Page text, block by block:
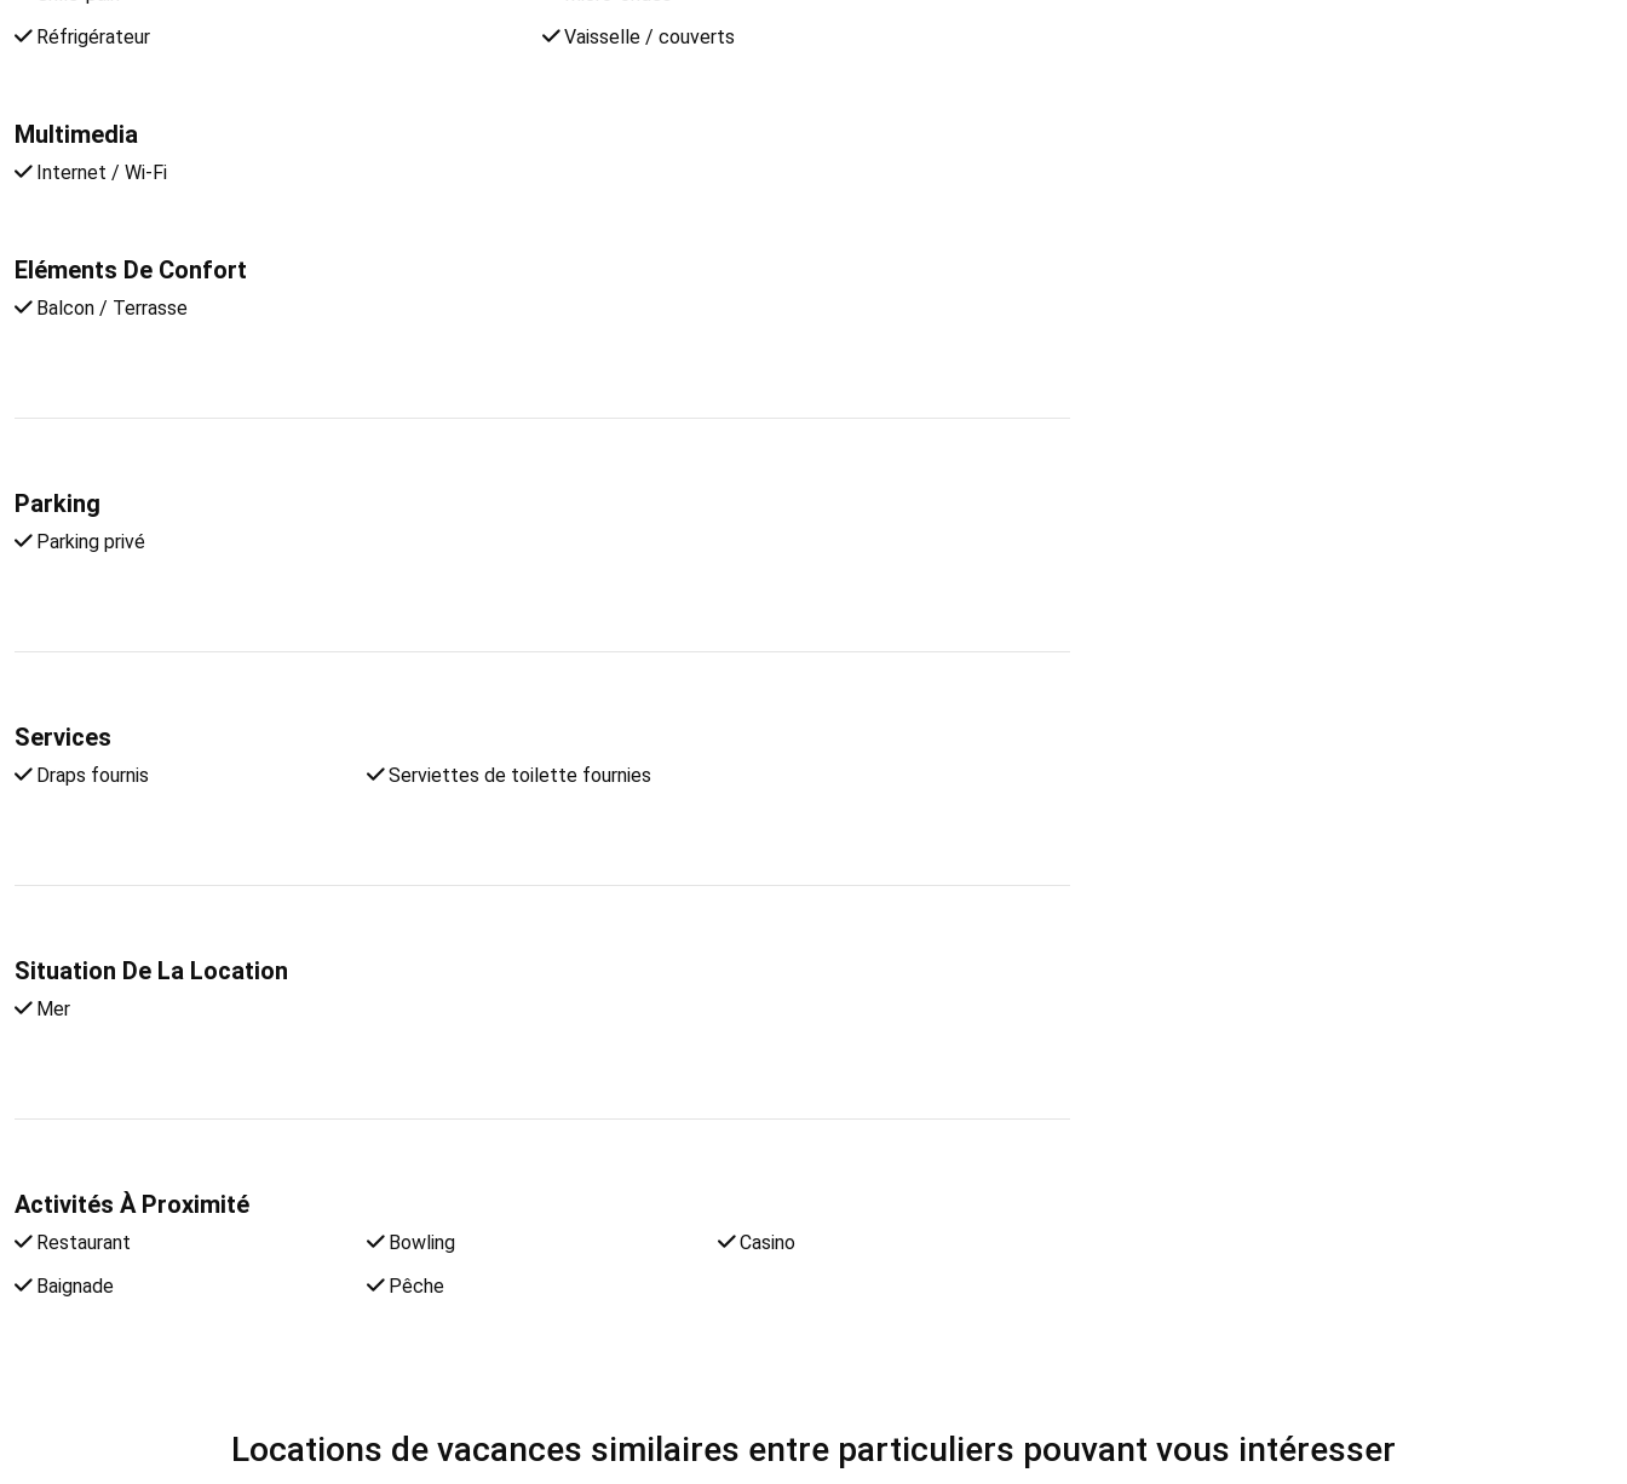
Réfrigérateur
Vaisselle / couverts
Multimedia
Internet / Wi-Fi
Eléments De Confort
Balcon / Terrasse
Parking
Parking privé
Services
Draps fournis Serviettes de toilette fournies
Situation De La Location
Mer
Activités À Proximité
Restaurant Bowling
Casino
Baignade
Pêche
Locations de vacances similaires entre particuliers pouvant vous intéresser